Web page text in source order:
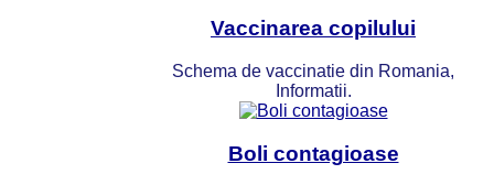
Vaccinarea copilului
Schema de vaccinatie din Romania,
Informatii.
Boli contagioase